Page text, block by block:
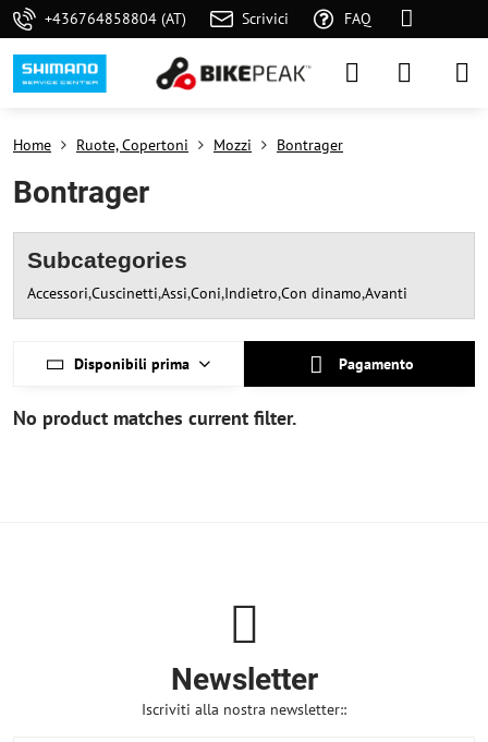
+436764858804 (AT) Scrivici FAQ
Home Ruote, Copertoni Mozzi Bontrager
Bontrager
Subcategories
Accessori Cuscinetti Assi Coni Indietro Con dinamo Avanti
Disponibili prima Pagamento
Newsletter
Iscriviti alla nostra newsletter::